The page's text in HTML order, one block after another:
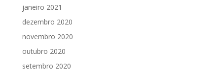
janeiro 2021
dezembro 2020
novembro 2020
outubro 2020
setembro 2020